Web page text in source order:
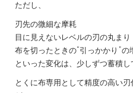
ただし、
刃先の微細な摩耗
目に見えないレベルの刃の丸まり
布を切ったときの“引っかかり”の
といった変化は、少しずつ蓄積し
とくに布専用として精度の高い